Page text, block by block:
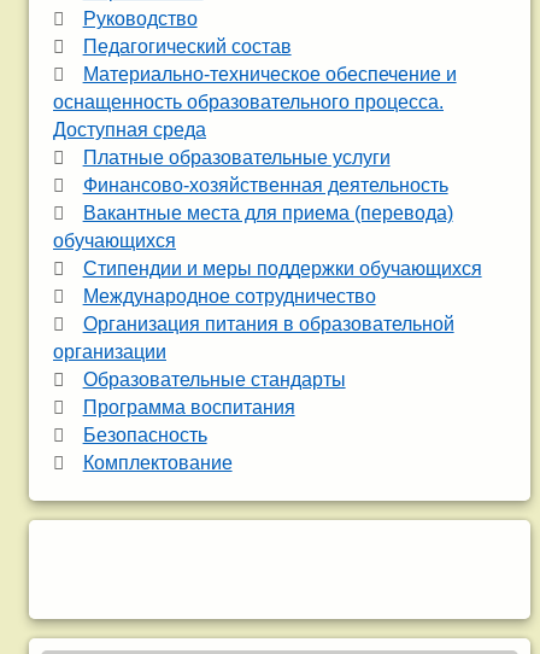
Руководство
Педагогический состав
Материально-техническое обеспечение и
оснащенность образовательного процесса.
Доступная среда
Платные образовательные услуги
Финансово-хозяйственная деятельность
Вакантные места для приема (перевода)
обучающихся
Стипендии и меры поддержки обучающихся
Международное сотрудничество
Организация питания в образовательной
организации
Образовательные стандарты
Программа воспитания
Безопасность
Комплектование